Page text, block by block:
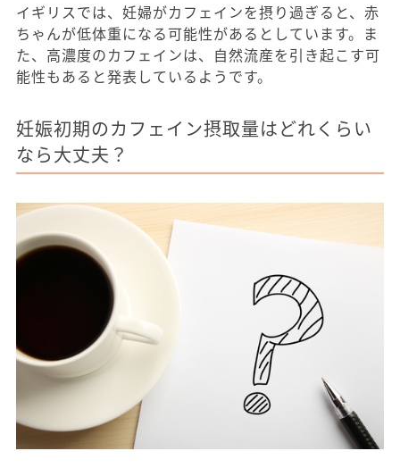
イギリスでは、妊婦がカフェインを摂り過ぎると、赤
ちゃんが低体重になる可能性があるとしています。ま
た、高濃度のカフェインは、自然流産を引き起こす可
能性もあると発表しているようです。
妊娠初期のカフェイン摂取量はどれくらい
なら大丈夫？